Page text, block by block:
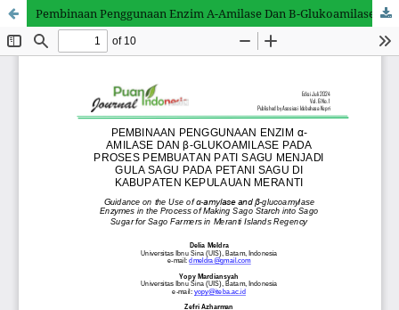
Pembinaan Penggunaan Enzim A-Amilase Dan B-Glukoamilase pada Proses Pembuatan Pati Sagu Menjadi Gula Sagu pada Petani Sagu di Kabupaten Kepulauan Meranti